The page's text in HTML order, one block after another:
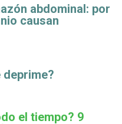
abdominal: por
causan
deprime?
el tiempo? 9